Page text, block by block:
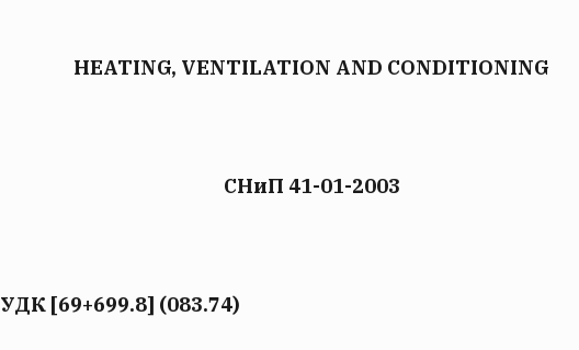
HEATING, VENTILATION AND CONDITIONING
СНиП 41-01-2003
УДК [69+699.8] (083.74)